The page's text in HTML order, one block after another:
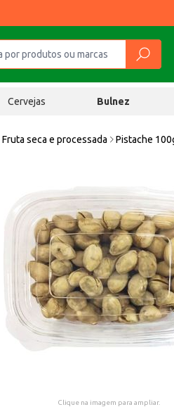
Cervejas Bulnez
Fruta seca e processada Pistache
Clique na imagem para ampliar.